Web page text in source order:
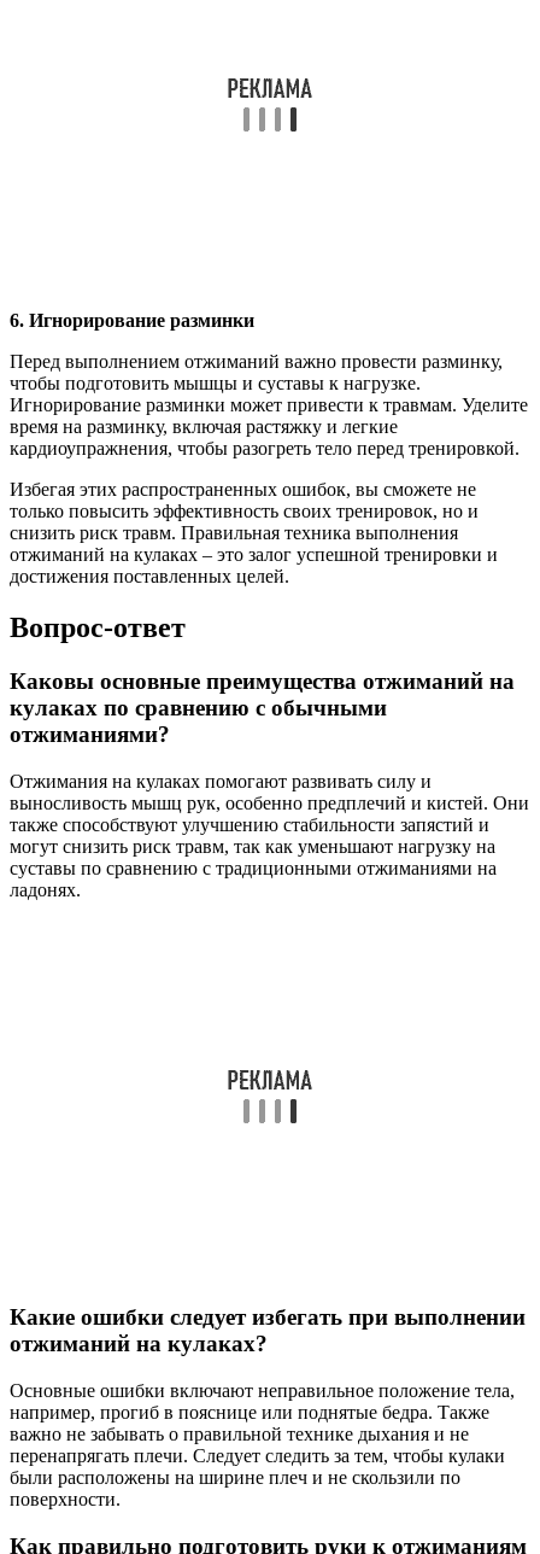
6. Игнорирование разминки
Перед выполнением отжиманий важно провести разминку,
чтобы подготовить мышцы и суставы к нагрузке.
Игнорирование разминки может привести к травмам. Уделите
время на разминку, включая растяжку и легкие
кардиоупражнения, чтобы разогреть тело перед тренировкой.
Избегая этих распространенных ошибок, вы сможете не
только повысить эффективность своих тренировок, но и
снизить риск травм. Правильная техника выполнения
отжиманий на кулаках – это залог успешной тренировки и
достижения поставленных целей.
Вопрос-ответ
Каковы основные преимущества отжиманий на
кулаках по сравнению с обычными
отжиманиями?
Отжимания на кулаках помогают развивать силу и
выносливость мышц рук, особенно предплечий и кистей. Они
также способствуют улучшению стабильности запястий и
могут снизить риск травм, так как уменьшают нагрузку на
суставы по сравнению с традиционными отжиманиями на
ладонях.
Какие ошибки следует избегать при выполнении
отжиманий на кулаках?
Основные ошибки включают неправильное положение тела,
например, прогиб в пояснице или поднятые бедра. Также
важно не забывать о правильной технике дыхания и не
перенапрягать плечи. Следует следить за тем, чтобы кулаки
были расположены на ширине плеч и не скользили по
поверхности.
Как правильно подготовить руки к отжиманиям